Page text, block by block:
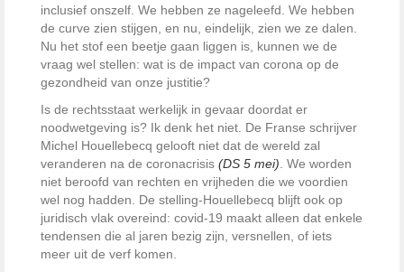
inclusief onszelf. We hebben ze nageleefd. We hebben
de curve zien stijgen, en nu, eindelijk, zien we ze dalen.
Nu het stof een beetje gaan liggen is, kunnen we de
vraag wel stellen: wat is de impact van corona op de
gezondheid van onze justitie?
Is de rechtsstaat werkelijk in gevaar doordat er
noodwetgeving is? Ik denk het niet. De Franse schrijver
Michel Houellebecq gelooft niet dat de wereld zal
veranderen na de corona­crisis (DS 5 mei) . We worden
niet beroofd van rechten en vrijheden die we voordien
wel nog hadden. De stelling-Houellebecq blijft ook op
juridisch vlak overeind: covid-19 maakt alleen dat enkele
tendensen die al jaren bezig zijn, versnellen, of iets
meer uit de verf komen.